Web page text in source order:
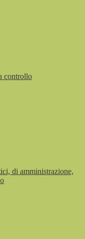
controllo
di amministrazione,